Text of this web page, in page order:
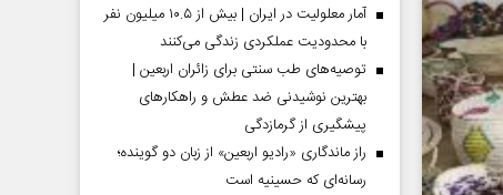
آمار معلولیت در ایران | بیش از ۱۰.۵ میلیون نفر
با محدودیت عملکردی زندگی می‌کنند
توصیه‌های طب سنتی برای زائران اربعین |
بهترین نوشیدنی ضد عطش و راهکارهای
پیشگیری از گرمازدگی
راز ماندگاری «رادیو اربعین» از زبان دو گوینده؛
رسانه‌ای که حسینیه است